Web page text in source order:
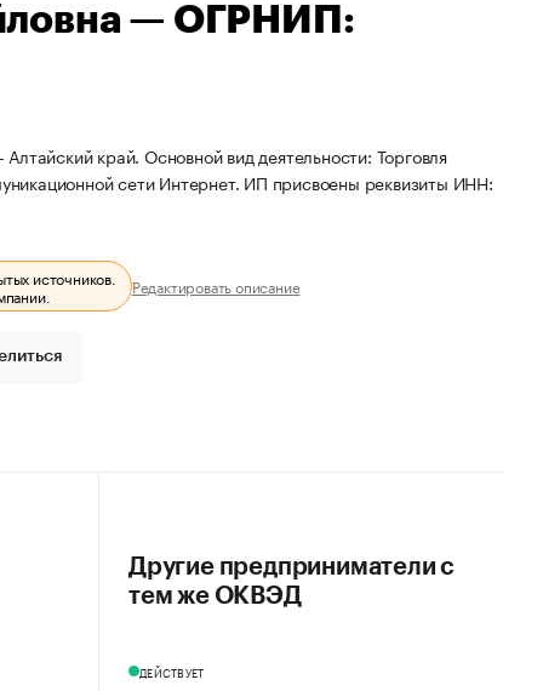
— ОГРНИП:
край. Основной вид деятельности: Торговля
сети Интернет. ИП присвоены реквизиты ИНН:
источников.
Редактировать описание
Другие предприниматели с
тем же ОКВЭД
ДЕЙСТВУЕТ